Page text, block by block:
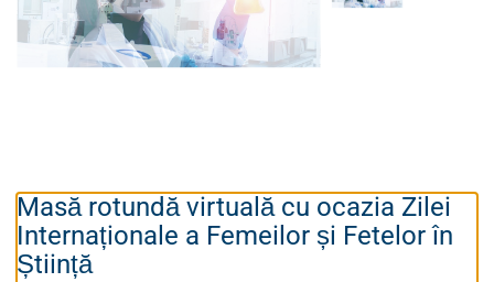
Masă rotundă virtuală cu ocazia Zilei
Internaționale a Femeilor și Fetelor în
Știință